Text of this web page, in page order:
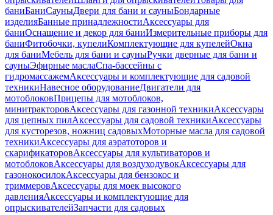
баниБаниСауныДвери для бани и сауныБондарные
изделияБанные принадлежностиАксессуары для
баниОснащение и декор для баниИзмерительные приборы для
баниФитобочки, купелиКомплектующие для купелейОкна
для баниМебель для бани и сауныРучки дверные для бани и
сауныЭфирные маслаСпа-бассейны с
гидромассажемАксессуары и комплектующие для садовой
техникиНавесное оборудованиеДвигатели для
мотоблоковПрицепы для мотоблоков,
минитракторовАксессуары для газонной техникиАксессуары
для цепных пилАксессуары для садовой техникиАксессуары
для кусторезов, ножниц садовыхМоторные масла для садовой
техникиАксессуары для аэратоторов и
скарификаторовАксессуары для культиваторов и
мотоблоковАксессуары для воздуходувокАксессуары для
газонокосилокАксессуары для бензокос и
триммеровАксессуары для моек высокого
давленияАксессуары и комплектующие для
опрыскивателейЗапчасти для садовых